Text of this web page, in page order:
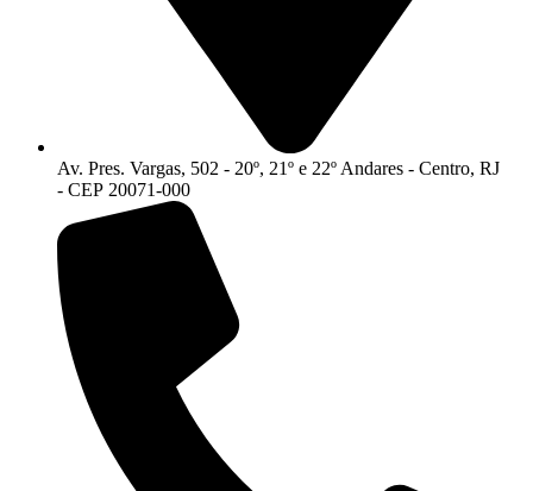
Av. Pres. Vargas, 502 - 20º, 21º e 22º Andares - Centro, RJ
- CEP 20071-000